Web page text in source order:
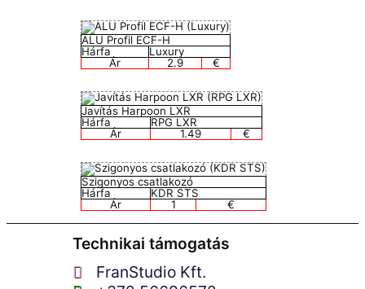
ALU Profil ECF-H
Hárfa
Luxury
Ár
2.9 €
Javítás Harpoon LXR
Hárfa
RPG LXR
Ár
1.49 €
Szigonyos csatlakozó
Hárfa
KDR STS
Ár
1 €
Technikai támogatás
FranStudio Kft.